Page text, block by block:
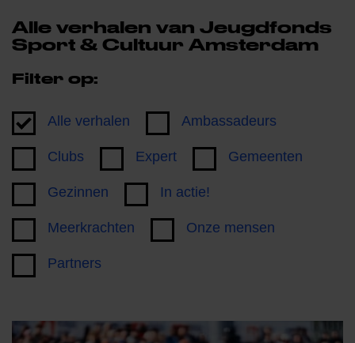
Alle verhalen van Jeugdfonds
Sport & Cultuur Amsterdam
Filter op:
Alle verhalen Ambassadeurs
Clubs Expert Gemeenten
Gezinnen In actie!
Meerkrachten Onze mensen
Partners